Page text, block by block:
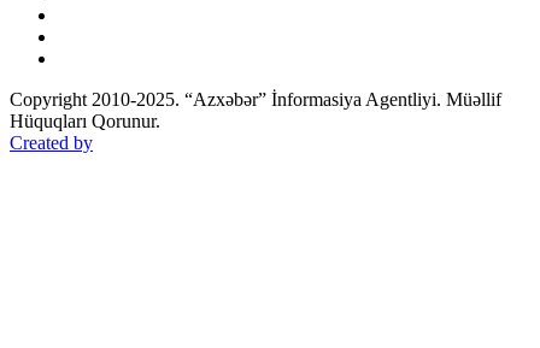
Copyright 2010-2025. “Azxəbər” İnformasiya Agentliyi. Müəllif
Hüquqları Qorunur.
Created by